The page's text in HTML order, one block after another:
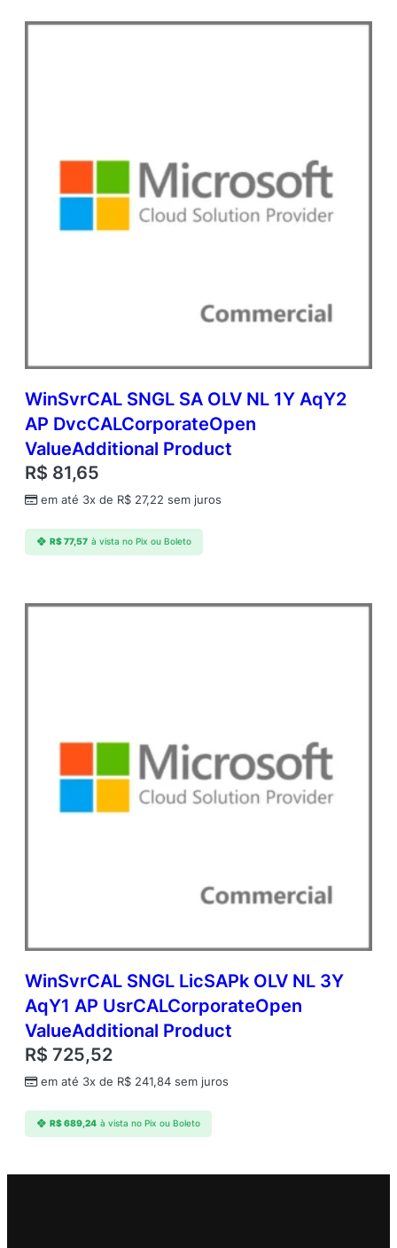
WinSvrCAL SNGL SA OLV NL 1Y AqY2
AP DvcCALCorporateOpen
ValueAdditional Product
R$ 81,65
em até 3x de R$ 27,22 sem juros
R$77,57 à vista no Pix ou Boleto
WinSvrCAL SNGL LicSAPk OLV NL 3Y
AqY1 AP UsrCALCorporateOpen
ValueAdditional Product
R$ 725,52
em até 3x de R$ 241,84 sem juros
R$689,24 à vista no Pix ou Boleto